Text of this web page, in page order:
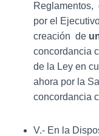
Reglamentos,
por el
creación de
concordancia
de la Ley en
ahora por la
concordancia
V.- En la